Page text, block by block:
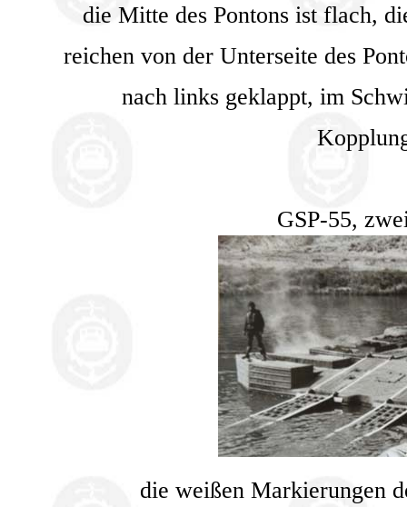
die Mitte des Pontons ist flach,
reichen von der Unterseite des
nach links geklappt, im
GSP-55,
die weißen Markierungen